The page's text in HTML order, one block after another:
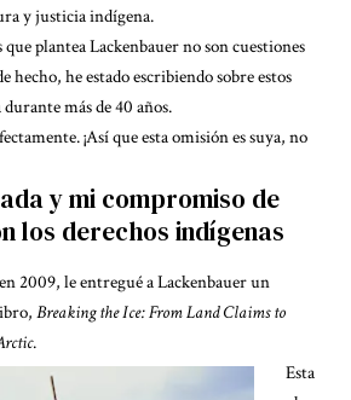
y justicia indígena.
que plantea Lackenbauer no son cuestiones
hecho, he estado escribiendo sobre estos
más de 40 años.
¡Así que esta omisión es suya, no
y mi compromiso de
los derechos indígenas
2009, le entregué a Lackenbauer un
Breaking the Ice: From Land Claims to
.
Esta